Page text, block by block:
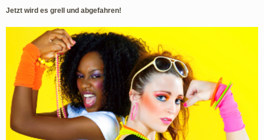
Jetzt wird es grell und abgefahren!